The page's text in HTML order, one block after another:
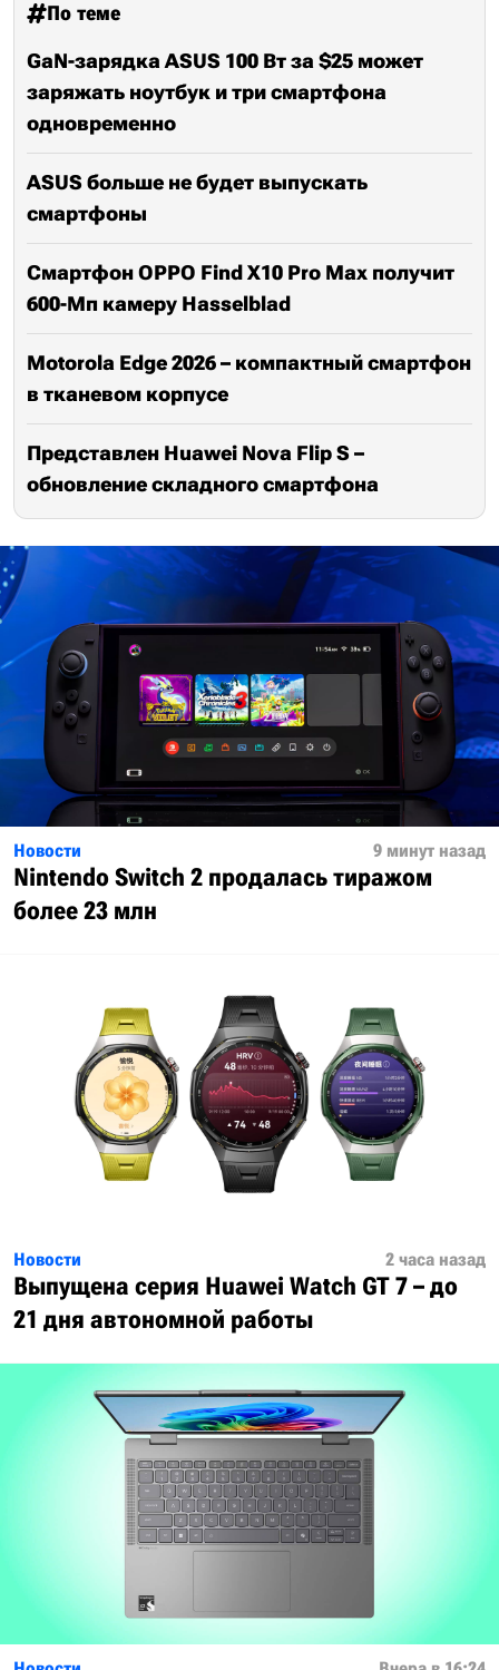
По теме
GaN-зарядка ASUS 100 Вт за $25 может
заряжать ноутбук и три смартфона
одновременно
ASUS больше не будет выпускать
смартфоны
Смартфон OPPO Find X10 Pro Max получит
600-Мп камеру Hasselblad
Motorola Edge 2026 – компактный смартфон
в тканевом корпусе
Представлен Huawei Nova Flip S –
обновление складного смартфона
Новости 9 минут назад
Nintendo Switch 2 продалась тиражом
более 23 млн
Новости 2 часа назад
Выпущена серия Huawei Watch GT 7 – до
21 дня автономной работы